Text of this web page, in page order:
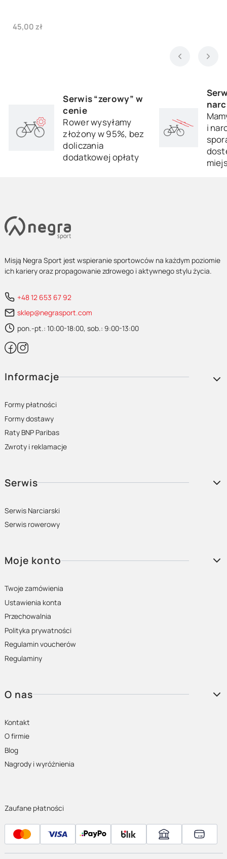
Cena
45,00 zł
Serwis “zerowy” w
cenie
Rower wysyłamy
złożony w 95%, bez
doliczania
dodatkowej opłaty
i
Misją Negra Sport jest wspieranie sportowców na każdym poziomie
ich kariery oraz propagowanie zdrowego i aktywnego stylu życia.
+48 12 653 67 92
sklep@negrasport.com
pon.-pt.: 10:00-18:00, sob.: 9:00-13:00
Linki w stopce
Informacje
Formy płatności
Formy dostawy
Raty BNP Paribas
Zwroty i reklamacje
Serwis
Serwis Narciarski
Serwis rowerowy
Moje konto
Twoje zamówienia
Ustawienia konta
Przechowalnia
Polityka prywatności
Regulamin voucherów
Regulaminy
O nas
Kontakt
O firmie
Blog
Nagrody i wyróżnienia
Zaufane płatności